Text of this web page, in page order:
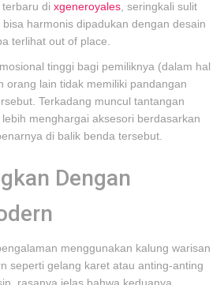
di xgeneroyales , seringkali sulit
harmonis dipadukan dengan desain
terlihat out of place.
tinggi bagi pemiliknya (dalam hal
orang lain tidak memiliki pandangan
Terkadang muncul tantangan
menghargai aksesori berdasarkan
di balik benda tersebut.
Dengan
menggunakan kalung warisan
seperti gelang karet atau anting-anting